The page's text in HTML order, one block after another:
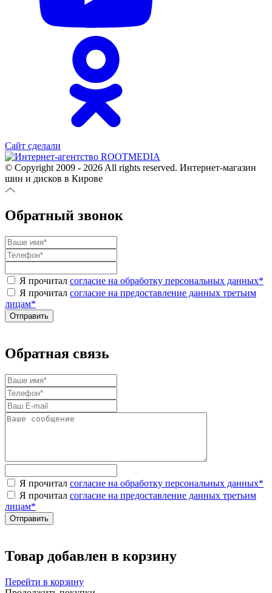
Сайт сделали
© Copyright 2009 - 2026 All rights reserved. Интернет-магазин
шин и дисков в Кирове
Обратный звонок
Я прочитал согласие на обработку персональных данных*
Я прочитал согласие на предоставление данных третьим
лицам*
Обратная связь
Я прочитал согласие на обработку персональных данных*
Я прочитал согласие на предоставление данных третьим
лицам*
Товар добавлен в корзину
Перейти в корзину